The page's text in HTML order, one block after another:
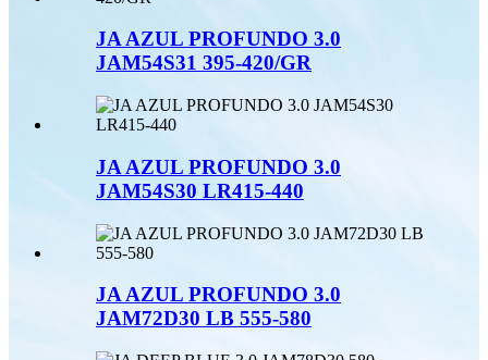
JA AZUL PROFUNDO 3.0
JAM54S31 395-420/GR
JA AZUL PROFUNDO 3.0
JAM54S30 LR415-440
JA AZUL PROFUNDO 3.0
JAM72D30 LB 555-580